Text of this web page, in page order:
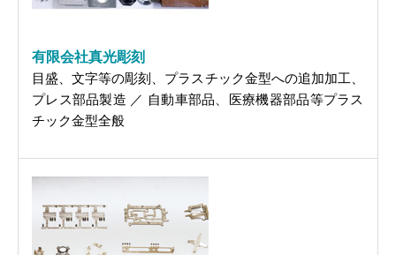
有限会社真光彫刻
目盛、文字等の彫刻、プラスチック金型への追加加工、
プレス部品製造 ／ 自動車部品、医療機器部品等プラス
チック金型全般